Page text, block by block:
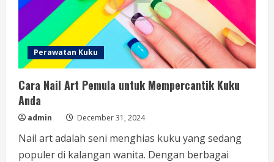
Perawatan Kuku
Cara Nail Art Pemula untuk Mempercantik Kuku
Anda
admin December 31, 2024
Nail art adalah seni menghias kuku yang sedang
populer di kalangan wanita. Dengan berbagai